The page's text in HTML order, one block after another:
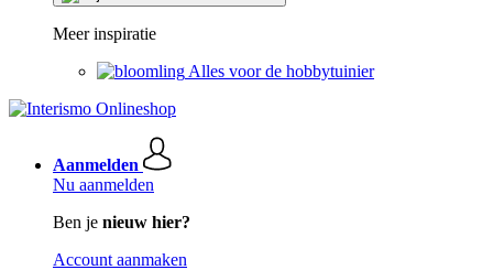
Meer inspiratie
Alles voor de hobbytuinier
Aanmelden
Nu aanmelden
Ben je nieuw hier?
Account aanmaken